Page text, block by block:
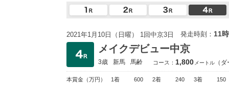
2021年1月10日（日曜） 1回中京3日 発走時刻： 11
メイクデビュー中京
3歳 新馬 馬齢 コース： 1,800 メートル （
本賞金 （万円） 1着 600 2着 240 3着 150